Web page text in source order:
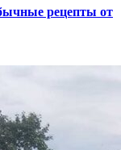
рецепты от